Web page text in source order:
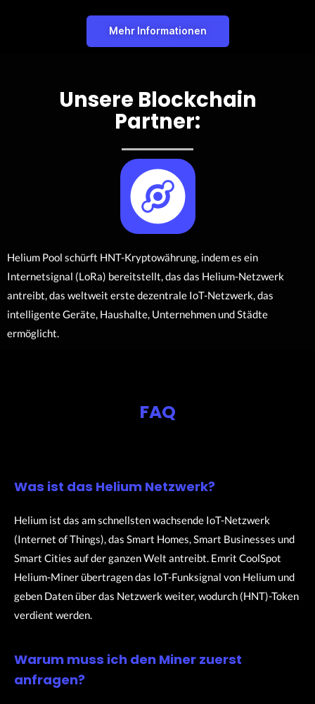
Mehr Informationen
Unsere Blockchain
Partner:
Helium Pool schürft HNT-Kryptowährung, indem es ein
Internetsignal (LoRa) bereitstellt, das das Helium-Netzwerk
antreibt, das weltweit erste dezentrale IoT-Netzwerk, das
intelligente Geräte, Haushalte, Unternehmen und Städte
ermöglicht.
FAQ
Was ist das Helium Netzwerk?
Helium ist das am schnellsten wachsende IoT-Netzwerk
(Internet of Things), das Smart Homes, Smart Businesses und
Smart Cities auf der ganzen Welt antreibt. Emrit CoolSpot
Helium-Miner übertragen das IoT-Funksignal von Helium und
geben Daten über das Netzwerk weiter, wodurch (HNT)-Token
verdient werden.
Warum muss ich den Miner zuerst
anfragen?